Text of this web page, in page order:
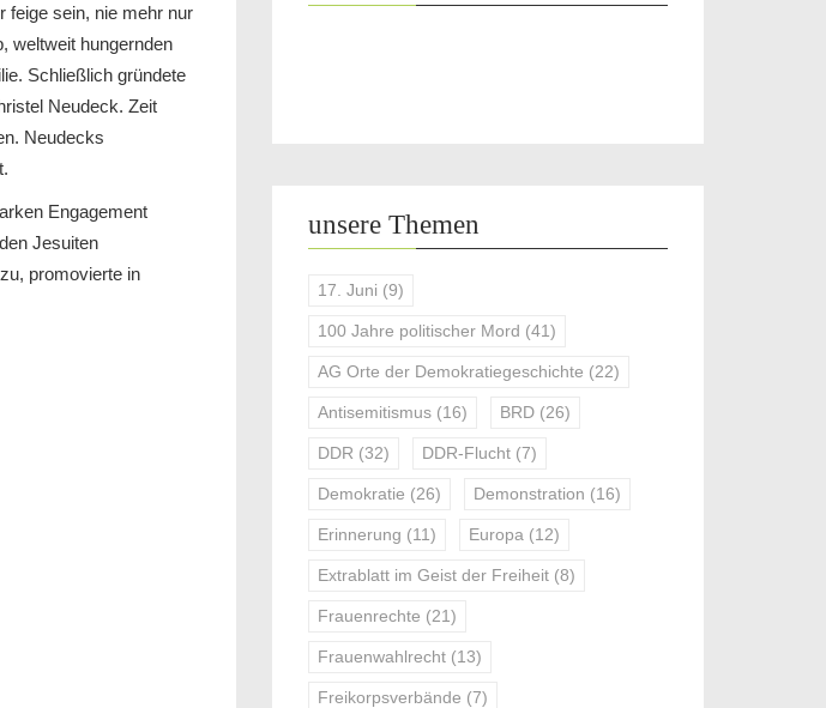
feige sein, nie mehr nur
weltweit hungernden
Schließlich gründete
Neudeck. Zeit
Neudecks
Engagement
Jesuiten
promovierte in
unsere Themen
17. Juni (9)
100 Jahre politischer Mord (41)
AG Orte der Demokratiegeschichte (22)
Antisemitismus (16) BRD (26)
DDR (32) DDR-Flucht (7)
Demokratie (26) Demonstration (16)
Erinnerung (11) Europa (12)
Extrablatt im Geist der Freiheit (8)
Frauenrechte (21)
Frauenwahlrecht (13)
Freikorpsverbände (7)